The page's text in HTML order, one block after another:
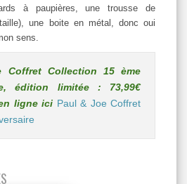
à paupières, une trousse de
une boite en métal, donc oui
sens.
Coffret Collection 15 ème
édition limitée : 73,99€
ligne ici Paul & Joe Coffret